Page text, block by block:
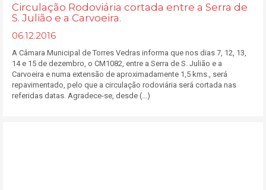
Circulação Rodoviária cortada entre a Serra de
S. Julião e a Carvoeira.
06.12.2016
A Câmara Municipal de Torres Vedras informa que nos dias 7, 12, 13,
14 e 15 de dezembro, o CM1082, entre a Serra de S. Julião e a
Carvoeira e numa extensão de aproximadamente 1,5 kms., será
repavimentado, pelo que a circulação rodoviária será cortada nas
referidas datas. Agradece-se, desde (...)